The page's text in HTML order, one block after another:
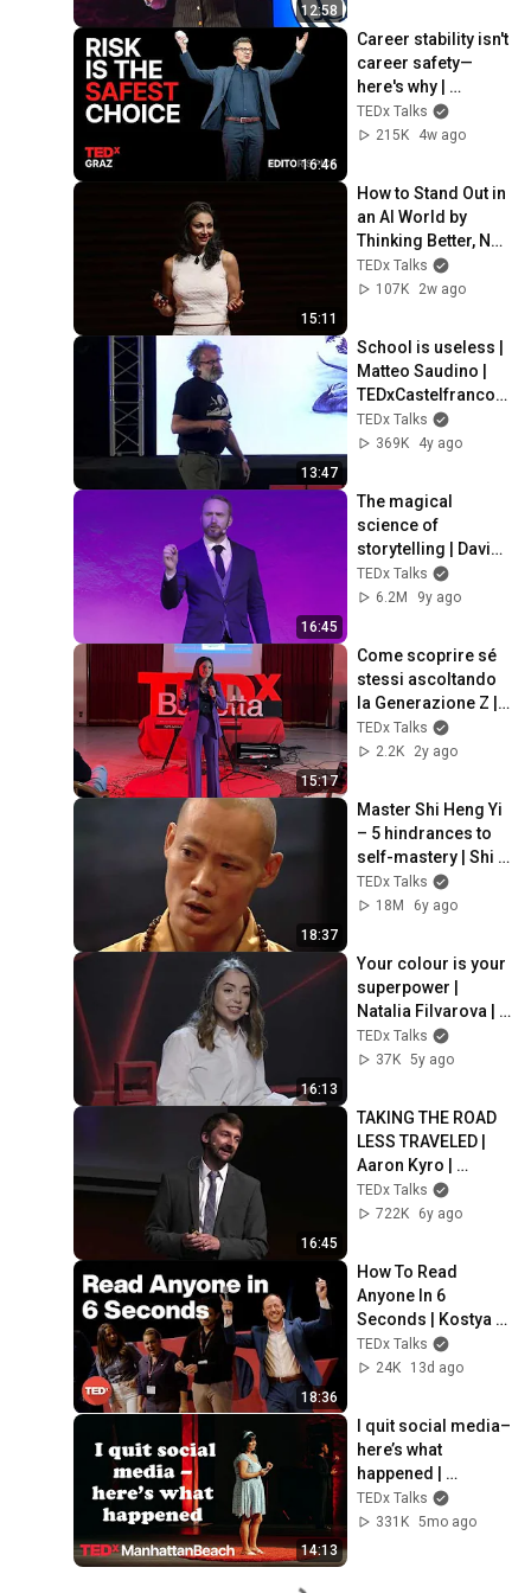
12:58
16:46
Career stability isn't
career safety—
here's why |
Andreas Gebhardt |
TEDxGraz
TEDx Talks
215K
4w ago
15:11
How to Stand Out in
an AI World by
Thinking Better, Not
Faster  | Sol Rashidi
| TEDxStanford
TEDx Talks
107K
2w ago
13:47
School is useless |
Matteo Saudino |
TEDxCastelfrancoV
eneto
TEDx Talks
369K
4y ago
16:45
The magical
science of
storytelling | David
JP Phillips |
TEDxStockholm
TEDx Talks
6.2M
9y ago
15:17
Come scoprire sé
stessi ascoltando
la Generazione Z |
Floridiana Ventrella
| TEDxBarlettaSalon
TEDx Talks
2.2K
2y ago
18:37
Master Shi Heng Yi
– 5 hindrances to
self-mastery | Shi
Heng YI |
TEDxVitosha
TEDx Talks
18M
6y ago
16:13
Your colour is your
superpower |
Natalia Filvarova |
TEDxLviv
TEDx Talks
37K 5y ago
16:45
TAKING THE ROAD
LESS TRAVELED |
Aaron Kyro |
TEDxFHKufstein
TEDx Talks
722K
6y ago
18:36
How To Read
Anyone In 6
Seconds | Kostya
Kimlat |
TEDxSarasota
TEDx Talks
24K
13d ago
14:13
I quit social media–
here’s what
happened |
Gabriela Nguyen |
TEDxManhattanBea
TEDx Talks
331K 5mo ago